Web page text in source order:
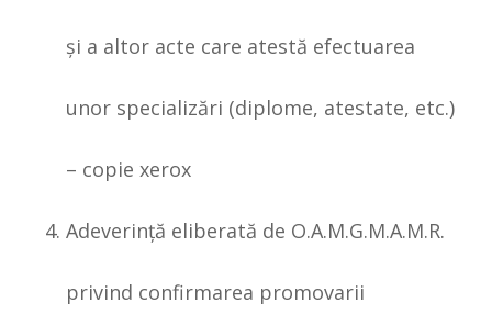
şi a altor acte care atestă efectuarea
unor specializări (diplome, atestate, etc.)
– copie xerox
Adeverinţă eliberată de O.A.M.G.M.A.M.R.
privind confirmarea promovarii